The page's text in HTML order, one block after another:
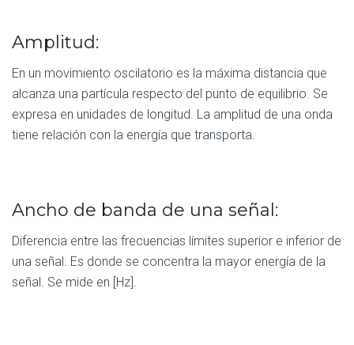
Amplitud:
En un movimiento oscilatorio es la máxima distancia que
alcanza una partícula respecto del punto de equilibrio. Se
expresa en unidades de longitud. La amplitud de una onda
tiene relación con la energía que transporta.
Ancho de banda de una señal:
Diferencia entre las frecuencias límites superior e inferior de
una señal. Es donde se concentra la mayor energía de la
señal. Se mide en [Hz].